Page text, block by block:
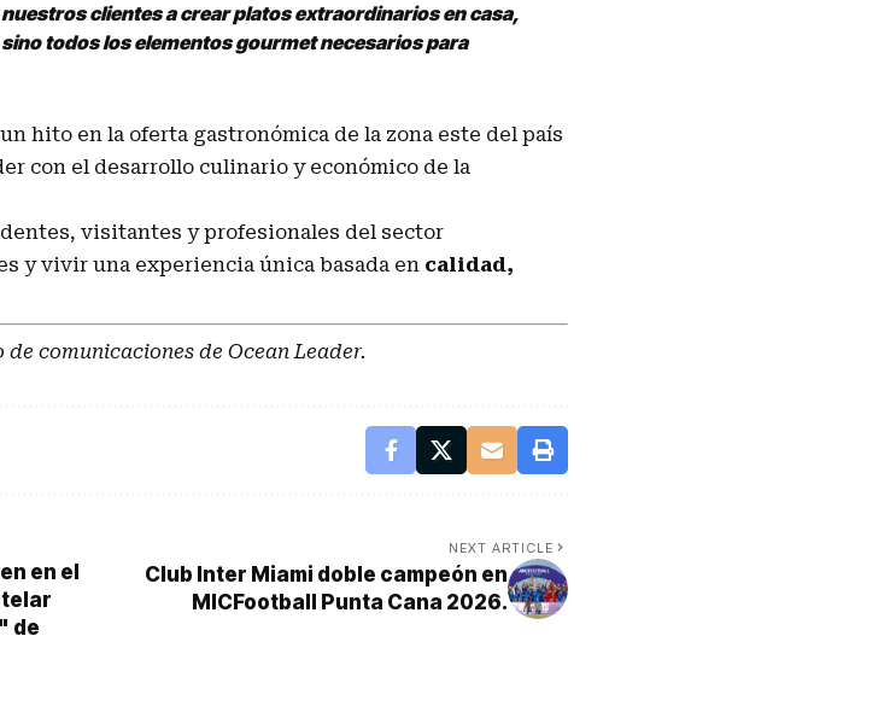
clientes a crear platos extraordinarios en casa,
todos los elementos gourmet necesarios para
hito en la oferta gastronómica de la zona este del país
con el desarrollo culinario y económico de la
visitantes y profesionales del sector
y vivir una experiencia única basada en calidad,
comunicaciones de Ocean Leader.
en el
de
NEXT ARTICLE
Club Inter Miami doble campeón en
MICFootball Punta Cana 2026.